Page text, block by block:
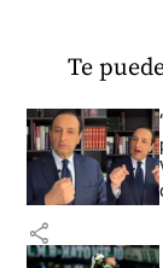
Te
share